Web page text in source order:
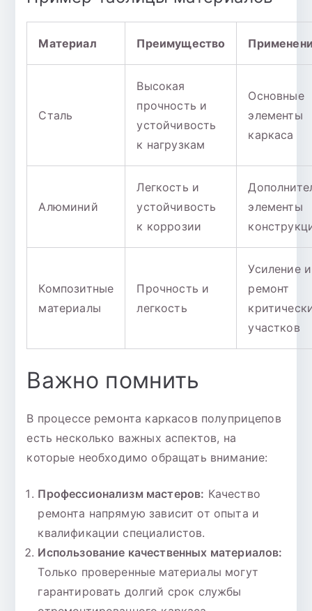
Материал Преимущество
Сталь
Высокая
прочность и
устойчивость
к нагрузкам
Основные
элементы
каркаса
Алюминий
Легкость и
устойчивость
к коррозии
элементы
Композитные
материалы
Прочность и
легкость
Усиление и
ремонт
участков
Важно помнить
В процессе ремонта каркасов полуприцепов
есть несколько важных аспектов, на
которые необходимо обращать внимание:
Профессионализм мастеров: Качество
ремонта напрямую зависит от опыта и
квалификации специалистов.
Использование качественных материалов:
Только проверенные материалы могут
гарантировать долгий срок службы